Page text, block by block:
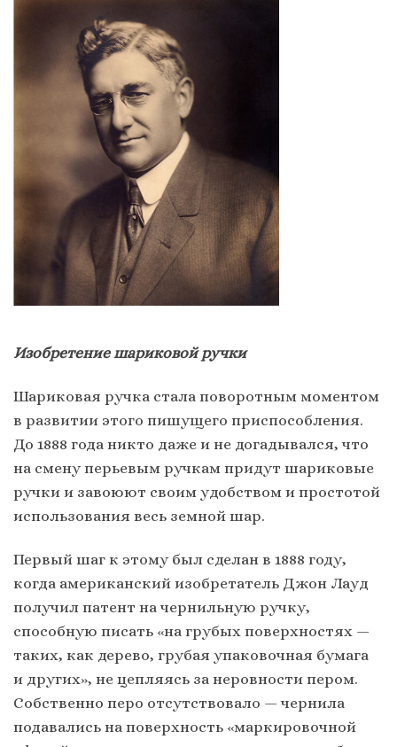
Изобретение шариковой ручки
Шариковая ручка стала поворотным моментом
в развитии этого пишущего приспособления.
До 1888 года никто даже и не догадывался, что
на смену перьевым ручкам придут шариковые
ручки и завоюют своим удобством и простотой
использования весь земной шар.
Первый шаг к этому был сделан в 1888 году,
когда американский изобретатель Джон Лауд
получил патент на чернильную ручку,
способную писать «на грубых поверхностях —
таких, как дерево, грубая упаковочная бумага
и других», не цепляясь за неровности пером.
Собственно перо отсутствовало — чернила
подавались на поверхность «маркировочной